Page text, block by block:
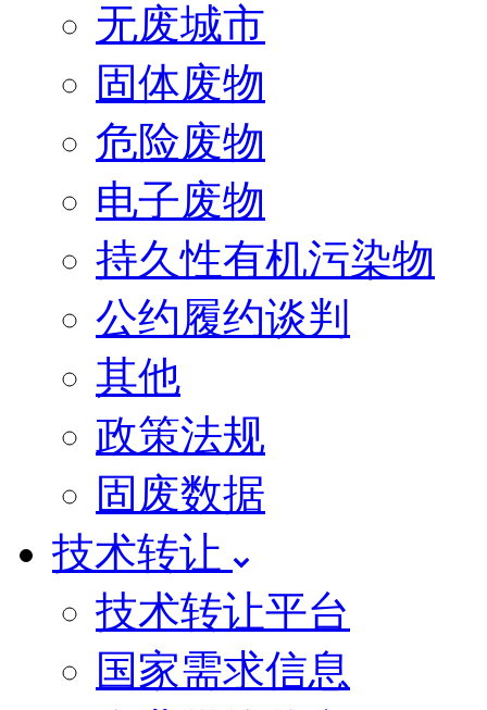
无废城市
固体废物
危险废物
电子废物
持久性有机污染物
公约履约谈判
其他
政策法规
固废数据
技术转让
技术转让平台
国家需求信息